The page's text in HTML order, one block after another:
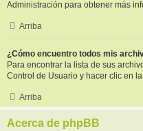
Administración para obtener más
Arriba
¿Cómo encuentro todos mis
Para encontrar la lista de sus
Control de Usuario y hacer clic en
Arriba
Acerca de phpBB